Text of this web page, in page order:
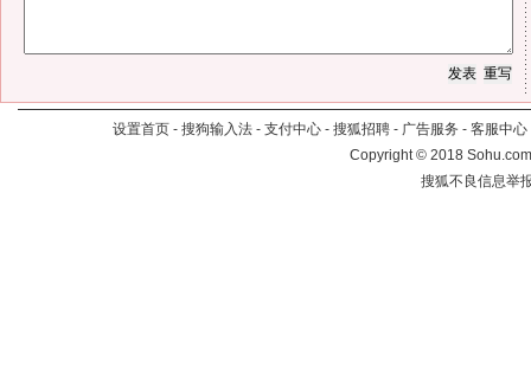
设置首页 - 搜狗输入法 - 支付中心 - 搜狐招聘 - 广告服务 - 客服中心
Copyright©2018
搜狐不良信息举